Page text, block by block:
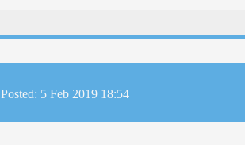
Posted: 5 Feb 2019 18:54